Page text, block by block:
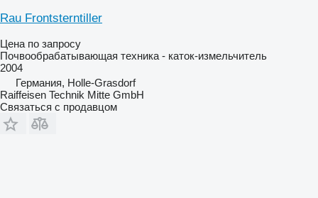
Rau Frontsterntiller
Цена по запросу
Почвообрабатывающая техника - каток-измельчитель
2004
Германия, Holle-Grasdorf
Raiffeisen Technik Mitte GmbH
Связаться с продавцом